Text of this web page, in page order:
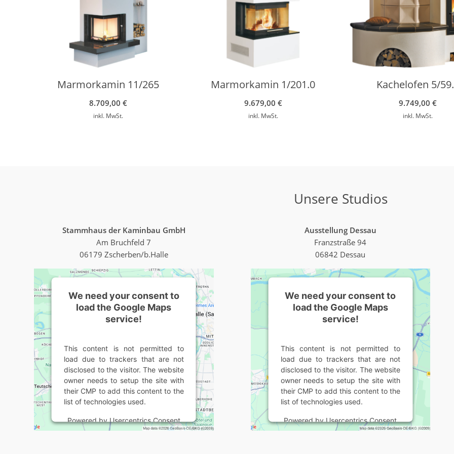
Marmorkamin 11/265
8.709,00€
inkl. MwSt.
Marmorkamin 1/201.0
9.679,00 €
inkl. MwSt.
Kachelofen 5/
9.749,00€
inkl. MwSt.
Unsere Studios
Stammhaus der Kaminbau GmbH
Am Bruchfeld 7
06179 Zscherben/b.Halle
We need your consent to
load the Google Maps
service!
This content is not permitted to
load due to trackers that are not
disclosed to the visitor. The website
owner needs to setup the site with
their CMP to add this content to the
list of technologies used.
Powered byUsercentrics Consent
Management Platform
Ausstellung Dessau
Franzstraße 94
06842 Dessau
We need your consent to
load the Google Maps
service!
This content is not permitted to
load due to trackers that are not
disclosed to the visitor. The website
owner needs to setup the site with
their CMP to add this content to the
list of technologies used.
Powered byUsercentrics Consent
Management Platform